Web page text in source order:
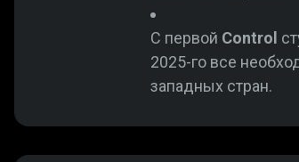
С первой Control
2025-го все
западных стран.